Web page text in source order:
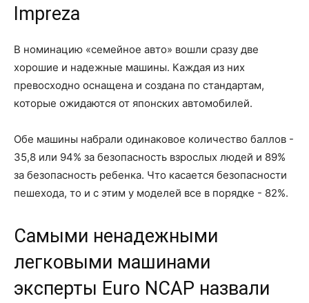
Impreza
В номинацию «семейное авто» вошли сразу две
хорошие и надежные машины. Каждая из них
превосходно оснащена и создана по стандартам,
которые ожидаются от японских автомобилей.
Обе машины набрали одинаковое количество баллов -
35,8 или 94% за безопасность взрослых людей и 89%
за безопасность ребенка. Что касается безопасности
пешехода, то и с этим у моделей все в порядке - 82%.
Cамыми ненадежными
легковыми машинами
эксперты Euro NCAP назвали